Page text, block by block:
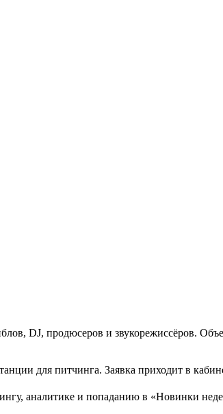
DJ, продюсеров и звукорежиссёров.
для питчинга. Заявка приходит в
аналитике и попаданию в «Новинки